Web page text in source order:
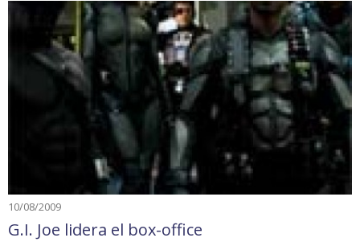
10/08/2009
G.I. Joe lidera el box-office